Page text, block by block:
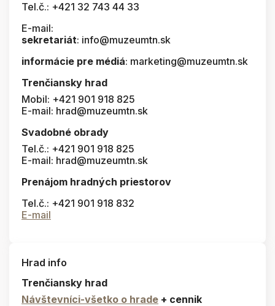
Tel.č.: +421 32 743 44 33
E-mail:
sekretariát: info@muzeumtn.sk
informácie pre médiá: marketing@muzeumtn.sk
Trenčiansky hrad
Mobil: +421 901 918 825
E-mail: hrad@muzeumtn.sk
Svadobné obrady
Tel.č.: +421 901 918 825
E-mail: hrad@muzeumtn.sk
Prenájom hradných priestorov
Tel.č.: +421 901 918 832
E-mail
Hrad info
Trenčiansky hrad
Návštevníci-všetko o hrade + cennik